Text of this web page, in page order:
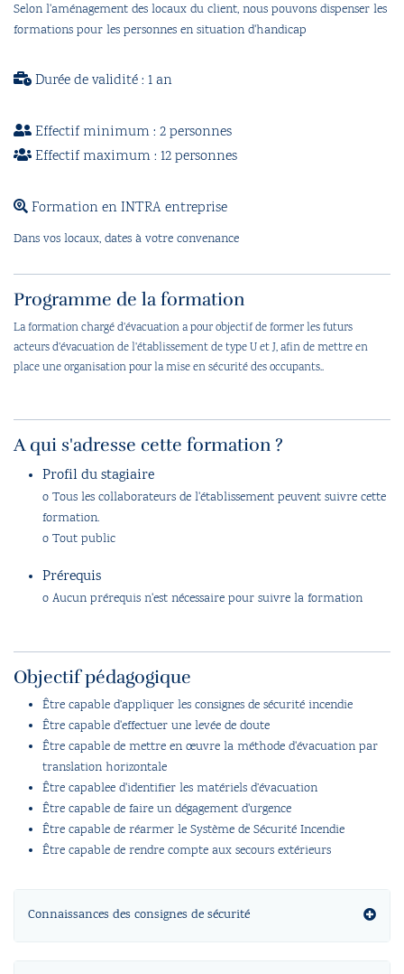
Selon l'aménagement des locaux du client, nous pouvons dispenser les
formations pour les personnes en situation d'handicap
Durée de validité : 1 an
Effectif minimum : 2 personnes
Effectif maximum : 12 personnes
Formation en INTRA entreprise
Dans vos locaux, dates à votre convenance
Programme de la formation
La formation chargé d'évacuation a pour objectif de former les futurs
acteurs d'évacuation de l'établissement de type U et J, afin de mettre en
place une organisation pour la mise en sécurité des occupants..
A qui s'adresse cette formation ?
Profil du stagiaire
o Tous les collaborateurs de l'établissement peuvent suivre cette
formation.
o Tout public
Prérequis
o Aucun prérequis n'est nécessaire pour suivre la formation
Objectif pédagogique
Être capable d’appliquer les consignes de sécurité incendie
Être capable d'effectuer une levée de doute
Être capable de mettre en œuvre la méthode d'évacuation par
translation horizontale
Être capablee d'identifier les matériels d’évacuation
Être capable de faire un dégagement d'urgence
Être capable de réarmer le Système de Sécurité Incendie
Être capable de rendre compte aux secours extérieurs
Connaissances des consignes de sécurité